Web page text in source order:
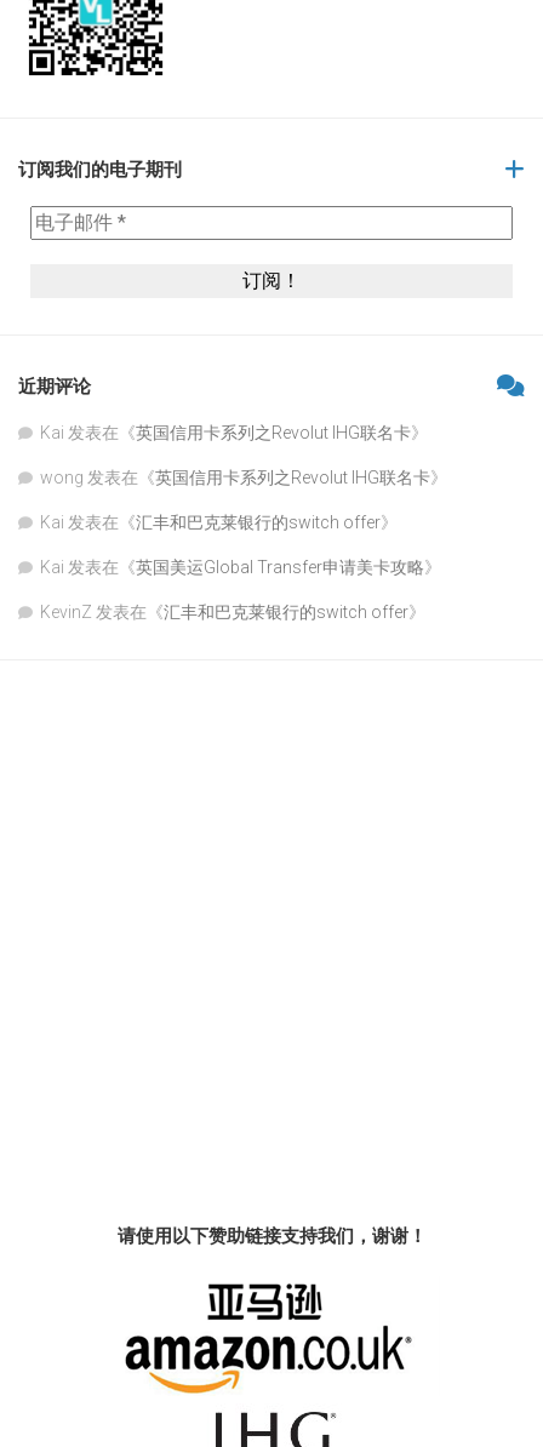
订阅我们的电子期刊
近期评论
Kai 发表在《英国信用卡系列之Revolut IHG联名卡》
wong 发表在《英国信用卡系列之Revolut IHG联名卡》
Kai 发表在《汇丰和巴克莱银行的switch offer》
Kai 发表在《英国美运Global Transfer申请美卡攻略》
KevinZ 发表在《汇丰和巴克莱银行的switch offer》
请使用以下赞助链接支持我们，谢谢！